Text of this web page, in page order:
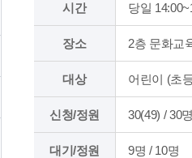
시간 당일
장소 2층 문화교
대상 어린이 (초
신청/정원 30(49) / 30명
대기/정원 9명 / 10명